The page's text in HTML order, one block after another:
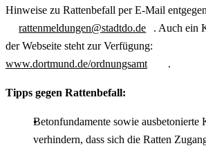
Hinweise zu Rattenbefall per E-Mail
rattenmeldungen@stadtdo.de
. Auch ein
der Webseite steht zur Verfügung:
www.dortmund.de/ordnungsamt
.
Tipps gegen Rattenbefall:
Betonfundamente sowie ausbetonierte
verhindern, dass sich die Ratten